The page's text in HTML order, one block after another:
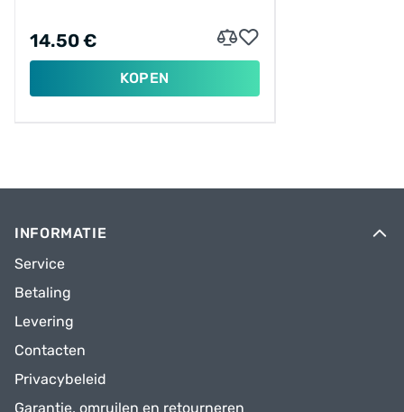
14.50 €
KOPEN
INFORMATIE
Service
Betaling
Levering
Contacten
Privacybeleid
Garantie, omruilen en retourneren